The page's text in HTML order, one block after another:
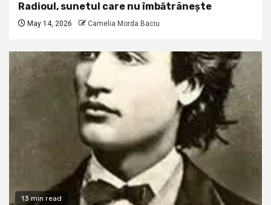
Radioul, sunetul care nu îmbătrânește
May 14, 2026 Camelia Morda Baciu
13 min read